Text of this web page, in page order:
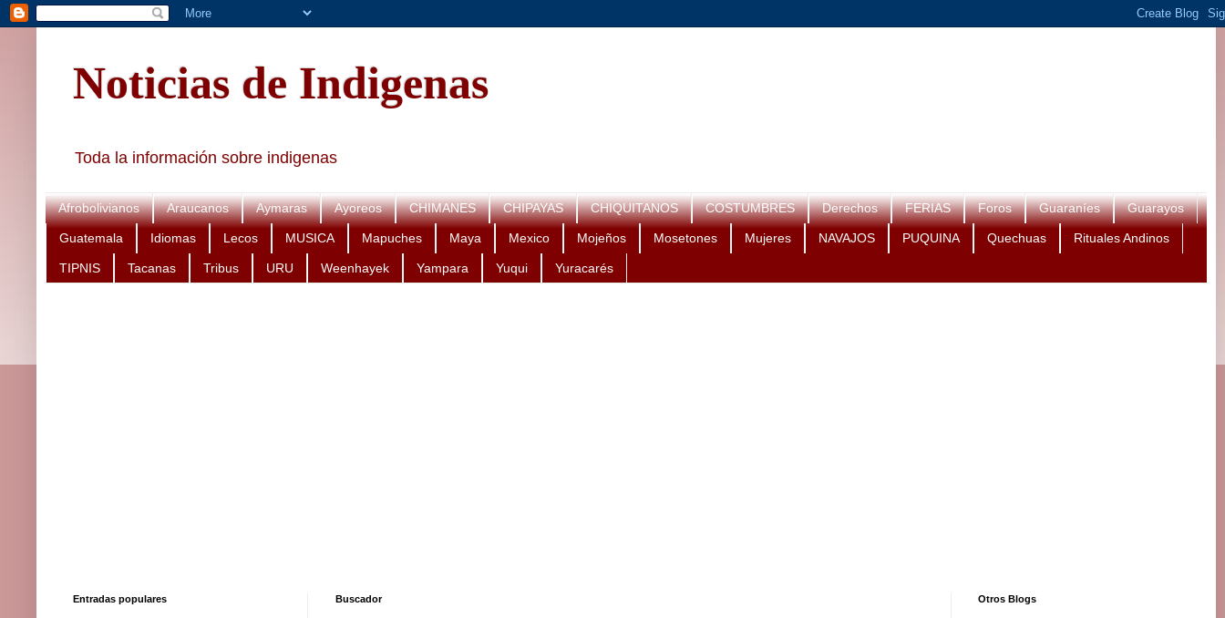
Noticias de Indigenas
Toda la información sobre indigenas
Afrobolivianos Araucanos Aymaras Ayoreos CHIMANES CHIPAYAS CHIQUITANOS COSTUMBRES Derechos FERIAS Foros Guaraníes Guarayos
Guatemala Idiomas Lecos MUSICA Mapuches Maya Mexico Mojeños Mosetones Mujeres NAVAJOS PUQUINA Quechuas Rituales Andinos
TIPNIS Tacanas Tribus URU Weenhayek Yampara Yuqui Yuracarés
Buscador
Entradas populares Otros Blogs